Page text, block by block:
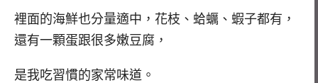
裡面的海鮮也分量適中，花枝、蛤蠣、蝦子都有，
還有一顆蛋跟很多嫩豆腐，
是我吃習慣的家常味道。